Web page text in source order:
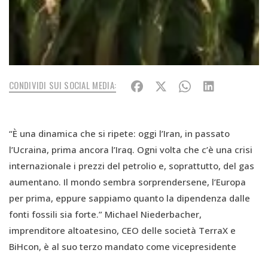
CONDIVIDI SUI SOCIAL MEDIA:
“È una dinamica che si ripete: oggi l’Iran, in passato
l’Ucraina, prima ancora l’Iraq. Ogni volta che c’è una crisi
internazionale i prezzi del petrolio e, soprattutto, del gas
aumentano. Il mondo sembra sorprendersene, l’Europa
per prima, eppure sappiamo quanto la dipendenza dalle
fonti fossili sia forte.” Michael Niederbacher,
imprenditore altoatesino, CEO delle società TerraX e
BiHcon, è al suo terzo mandato come vicepresidente